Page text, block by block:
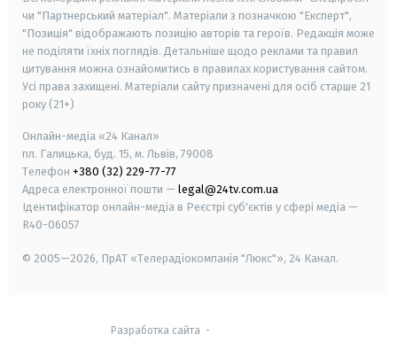
чи "Партнерський матеріал". Матеріали з позначкою "Експерт",
"Позиція" відображають позицію авторів та героїв. Редакція може
не поділяти їхніх поглядів. Детальніше щодо реклами та правил
цитування можна ознайомитись в правилах користування сайтом.
Усі права захищені. Матеріали сайту призначені для осіб старше 21
року (21+)
Онлайн-медіа «24 Канал»
пл. Галицька, буд. 15, м. Львів, 79008
Телефон +380 (32) 229-77-77
Адреса електронної пошти — legal@24tv.com.ua
Ідентифікатор онлайн-медіа в Реєстрі суб'єктів у сфері медіа —
R40-06057
© 2005—2026, ПрАТ «Телерадіокомпанія "Люкс"», 24 Канал.
Разработка сайта -